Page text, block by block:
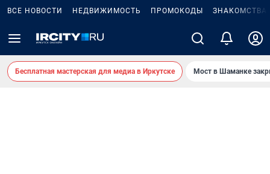
ВСЕ НОВОСТИ НЕДВИЖИМОСТЬ ПРОМОКОДЫ ЗНАКОМСТВА
Бесплатная мастерская для медиа в Иркутске Мост в Шаманке